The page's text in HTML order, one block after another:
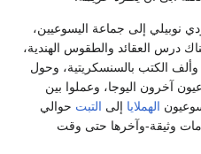
نوبيلي إلى جماعة اليسوعيين،
درس العقائد والطقوس الهندية،
وألف الكتب بالسنسكريتية، وحول
آخرون اليوجا، وعملوا بين
الهملايا إلى التبت حوالي
وثيقة-وآخرها حتى وقت